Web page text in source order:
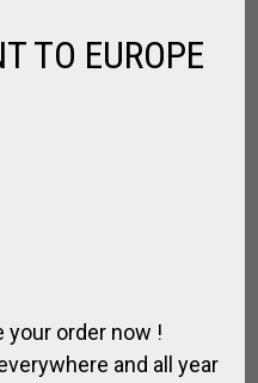
TO EUROPE
your order now !
and all year